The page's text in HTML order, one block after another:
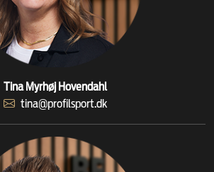
Tina Myrhøj Hovendahl
tina@profilsport.dk